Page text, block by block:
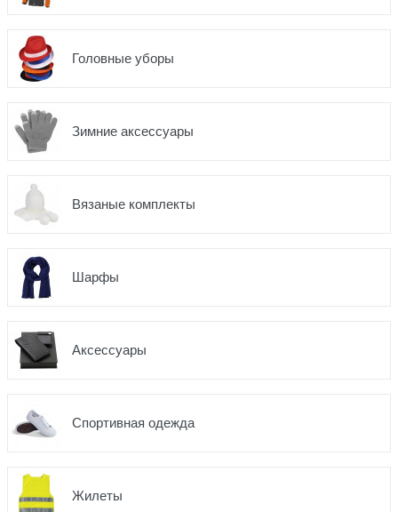
Головные уборы
Зимние аксессуары
Вязаные комплекты
Шарфы
Аксессуары
Спортивная одежда
Жилеты